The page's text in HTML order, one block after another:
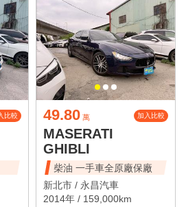
比較 49.80 萬 加入比較
MASERATI
GHIBLI
柴油 一手車全原廠保廠
新北市 / 永昌汽車
2014年 / 159,000km